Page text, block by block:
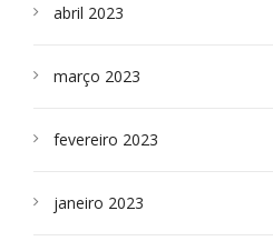
abril 2023
março 2023
fevereiro 2023
janeiro 2023